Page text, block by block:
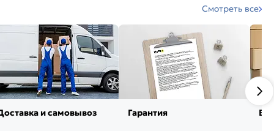
Смотреть все
и самовывоз Гарантия